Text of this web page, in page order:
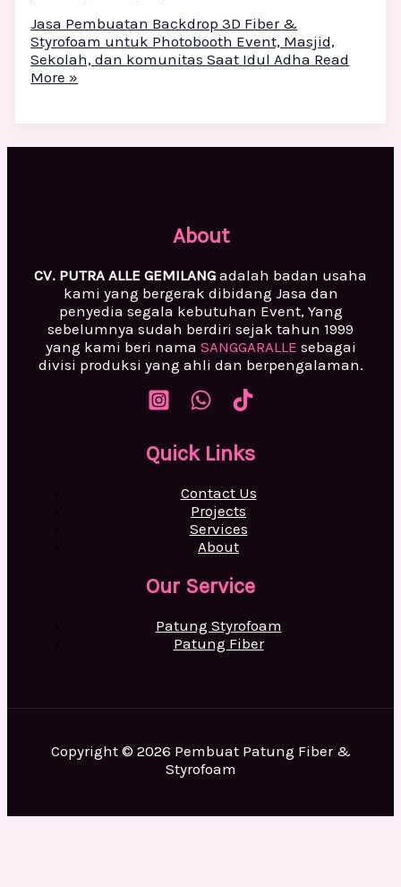
Jasa Pembuatan Backdrop 3D Fiber &
Styrofoam untuk Photobooth Event, Masjid,
Sekolah, dan komunitas Saat Idul Adha Read
More »
About
CV. PUTRA ALLE GEMILANG adalah badan usaha
kami yang bergerak dibidang Jasa dan
penyedia segala kebutuhan Event, Yang
sebelumnya sudah berdiri sejak tahun 1999
yang kami beri nama SANGGARALLE sebagai
divisi produksi yang ahli dan berpengalaman.
Quick Links
Contact Us
Projects
Services
About
Our Service
Patung Styrofoam
Patung Fiber
Copyright © 2026 Pembuat Patung Fiber &
Styrofoam